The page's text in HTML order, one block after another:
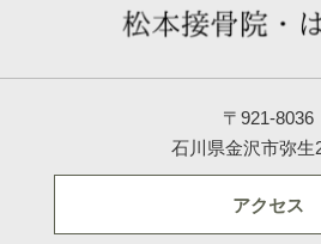
〒921-8036
石川県金沢市弥生
アクセス